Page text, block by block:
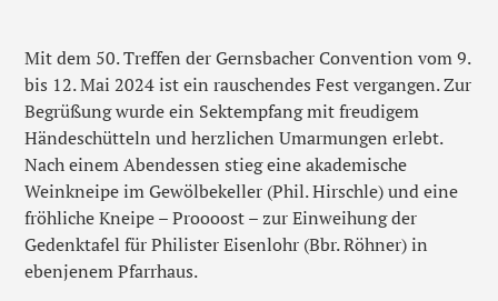
Mit dem 50. Treffen der Gernsbacher Convention vom 9.
bis 12. Mai 2024 ist ein rauschendes Fest vergangen. Zur
Begrüßung wurde ein Sektempfang mit freudigem
Händeschütteln und herzlichen Umarmungen erlebt.
Nach einem Abendessen stieg eine akademische
Weinkneipe im Gewölbekeller (Phil. Hirschle) und eine
fröhliche Kneipe – Proooost – zur Einweihung der
Gedenktafel für Philister Eisenlohr (Bbr. Röhner) in
ebenjenem Pfarrhaus.